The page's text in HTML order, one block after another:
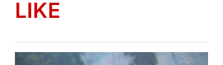
LIKE